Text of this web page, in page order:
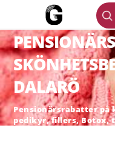
DALARÖ
Pensionärsrabatter
pedikyr, fillers, Botox,